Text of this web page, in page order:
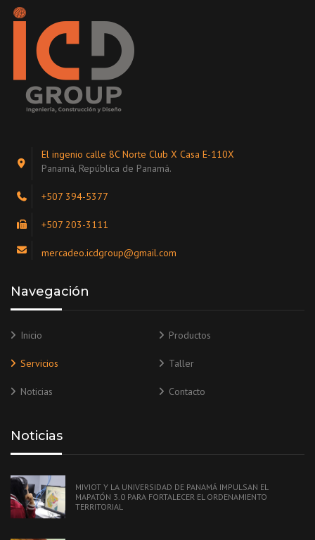
El ingenio calle 8C Norte Club X Casa E-110X
Panamá, República de Panamá.
+507 394-5377
+507 203-3111
mercadeo.icdgroup@gmail.com
Navegación
Inicio Productos
Servicios Taller
Noticias Contacto
Noticias
MIVIOT Y LA UNIVERSIDAD DE PANAMÁ IMPULSAN EL
MAPATÓN 3.0 PARA FORTALECER EL ORDENAMIENTO
TERRITORIAL